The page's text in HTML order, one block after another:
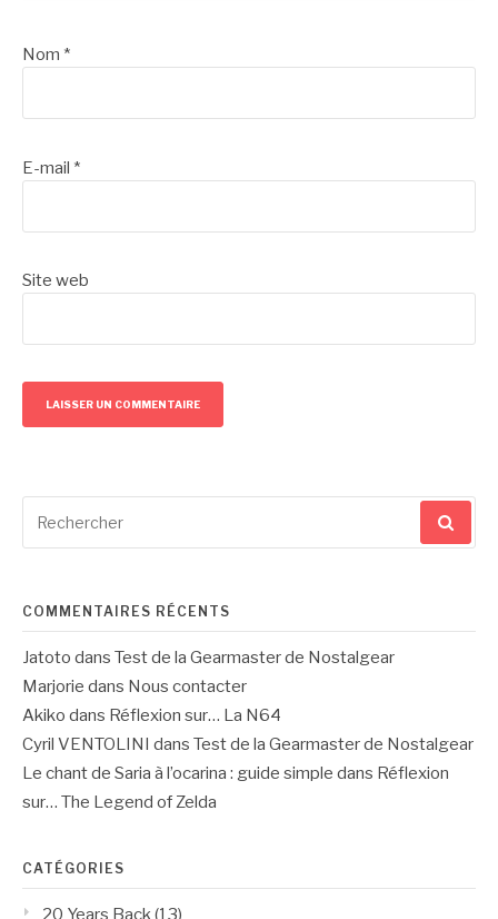
Nom *
E-mail *
Site web
pour
COMMENTAIRES RÉCENTS
Jatoto dans Test de la Gearmaster de Nostalgear
Marjorie dans Nous contacter
Akiko dans Réflexion sur… La N64
Cyril VENTOLINI
dans Test de la Gearmaster de Nostalgear
Le chant de Saria à l’ocarina : guide simple dans Réflexion
sur… The Legend of Zelda
CATÉGORIES
20 Years Back (13)